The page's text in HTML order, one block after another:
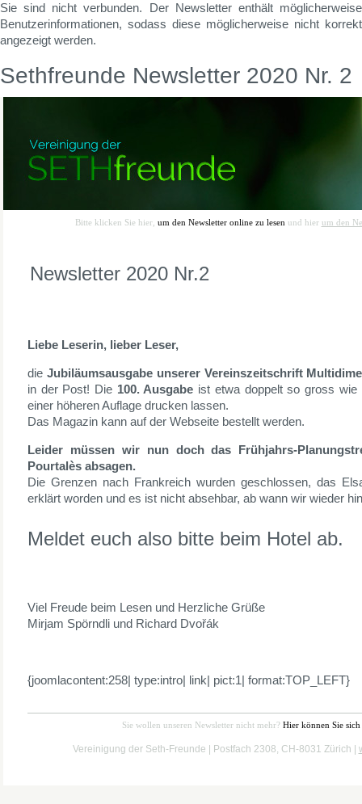
Sie sind nicht verbunden. Der Newsletter enthält möglicherweise
Benutzerinformationen, sodass diese möglicherweise nicht korrekt
angezeigt werden.
Sethfreunde Newsletter 2020 Nr. 2